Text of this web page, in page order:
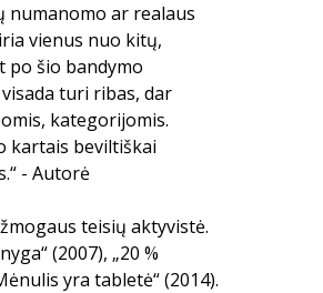
numanomo ar realaus
vienus nuo kitų,
po šio bandymo
turi ribas, dar
kategorijomis.
kartais beviltiškai
- Autorė
teisių aktyvistė.
(2007), „20 %
yra tabletė“ (2014).